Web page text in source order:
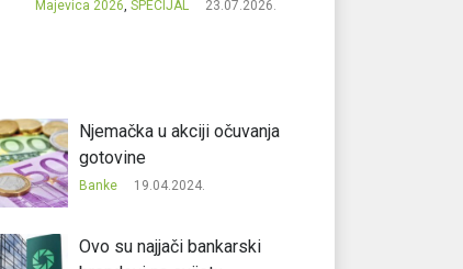
Majevica 2026, SPECIJAL 23.07.2026.
Njemačka u akciji očuvanja
gotovine
Banke 19.04.2024.
Ovo su najjači bankarski